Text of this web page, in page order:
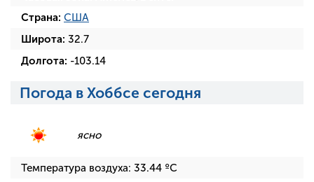
Страна: США
Широта: 32.7
Долгота: -103.14
Погода в Хоббсе сегодня
ясно
Температура воздуха: 33.44 ºC